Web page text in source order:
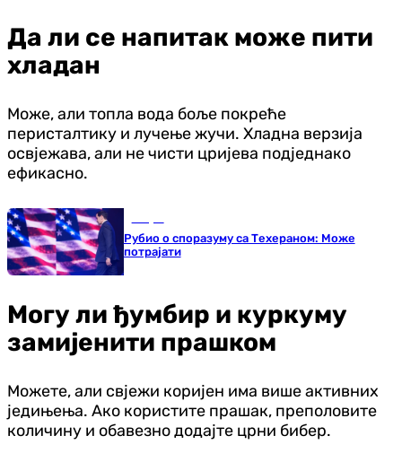
Да ли се напитак може пити
хладан
Може, али топла вода боље покреће
перисталтику и лучење жучи. Хладна верзија
освјежава, али не чисти цријева подједнако
ефикасно.
Рубио о споразуму са Техераном: Може
потрајати
Могу ли ђумбир и куркуму
замијенити прашком
Можете, али свјежи коријен има више активних
једињења. Ако користите прашак, преполовите
количину и обавезно додајте црни бибер.